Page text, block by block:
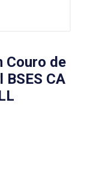
Couro de
CA